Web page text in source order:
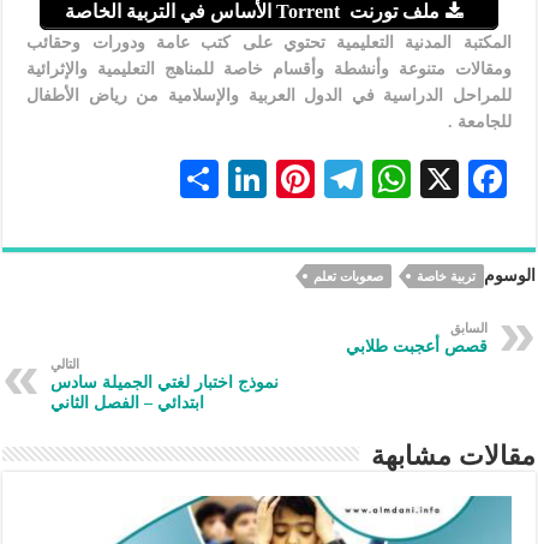
ملف تورنت Torrent الأساس في التربية الخاصة
المكتبة المدنية التعليمية تحتوي على كتب عامة ودورات وحقائب
ومقالات متنوعة وأنشطة وأقسام خاصة للمناهج التعليمية والإثرائية
للمراحل الدراسية في الدول العربية والإسلامية من رياض الأطفال
للجامعة .
F
eb
oo
k
X
W
at
s
A
Te
gr
a
Pi
er
Li
ke
ar
الوسوم تربية خاصة صعوبات تعلم
السابق
قصص أعجبت طلابي
التالي
نموذج اختبار لغتي الجميلة سادس
ابتدائي – الفصل الثاني
مقالات مشابهة